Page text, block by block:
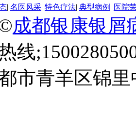
| 名医风采| 特色疗法| 典型病例 | 医院
成都银康银屑
线
市青羊区锦